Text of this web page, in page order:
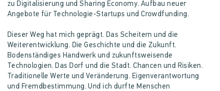
zu Digitalisierung und Sharing Economy. Aufbau neuer
Angebote für Technologie-Startups und Crowdfunding.
Dieser Weg hat mich geprägt. Das Scheitern und die
Weiterentwicklung. Die Geschichte und die Zukunft.
Bodenständiges Handwerk und zukunftsweisende
Technologien. Das Dorf und die Stadt. Chancen und Risiken.
Traditionelle Werte und Veränderung. Eigenverantwortung
und Fremdbestimmung. Und ich durfte Menschen